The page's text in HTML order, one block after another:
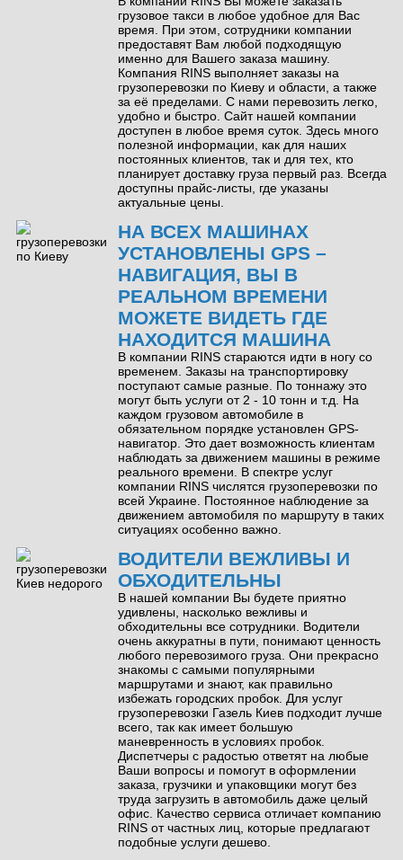
грузовое такси в любое удобное для Вас
время. При этом, сотрудники компании
предоставят Вам любой подходящую
именно для Вашего заказа машину.
Компания RINS выполняет заказы на
грузоперевозки по Киеву и области, а также
за её пределами. С нами перевозить легко,
удобно и быстро. Сайт нашей компании
доступен в любое время суток. Здесь много
полезной информации, как для наших
постоянных клиентов, так и для тех, кто
планирует доставку груза первый раз. Всегда
доступны прайс-листы, где указаны
актуальные цены.
НА ВСЕХ МАШИНАХ
УСТАНОВЛЕНЫ GPS –
НАВИГАЦИЯ, ВЫ В
РЕАЛЬНОМ ВРЕМЕНИ
МОЖЕТЕ ВИДЕТЬ ГДЕ
НАХОДИТСЯ МАШИНА
В компании RINS стараются идти в ногу со
временем. Заказы на транспортировку
поступают самые разные. По тоннажу это
могут быть услуги от 2 - 10 тонн и т.д. На
каждом грузовом автомобиле в
обязательном порядке установлен GPS-
навигатор. Это дает возможность клиентам
наблюдать за движением машины в режиме
реального времени. В спектре услуг
компании RINS числятся грузоперевозки по
всей Украине. Постоянное наблюдение за
движением автомобиля по маршруту в таких
ситуациях особенно важно.
ВОДИТЕЛИ ВЕЖЛИВЫ И
ОБХОДИТЕЛЬНЫ
В нашей компании Вы будете приятно
удивлены, насколько вежливы и
обходительны все сотрудники. Водители
очень аккуратны в пути, понимают ценность
любого перевозимого груза. Они прекрасно
знакомы с самыми популярными
маршрутами и знают, как правильно
избежать городских пробок. Для услуг
грузоперевозки Газель Киев подходит лучше
всего, так как имеет большую
маневренность в условиях пробок.
Диспетчеры с радостью ответят на любые
Ваши вопросы и помогут в оформлении
заказа, грузчики и упаковщики могут без
труда загрузить в автомобиль даже целый
офис. Качество сервиса отличает компанию
RINS от частных лиц, которые предлагают
подобные услуги дешево.